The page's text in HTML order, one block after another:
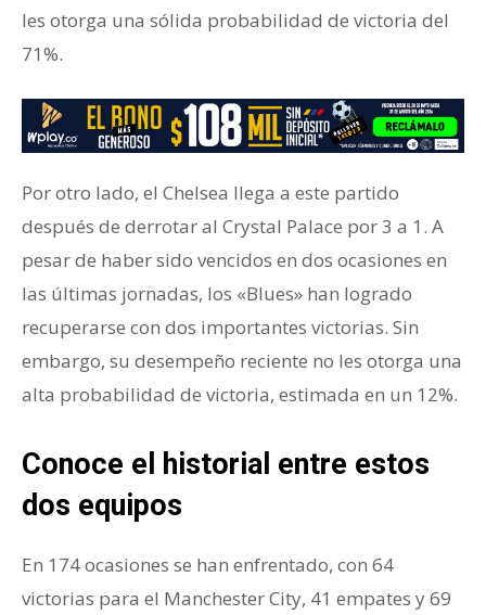
les otorga una sólida probabilidad de victoria del
71%.
Por otro lado, el Chelsea llega a este partido
después de derrotar al Crystal Palace por 3 a 1. A
pesar de haber sido vencidos en dos ocasiones en
las últimas jornadas, los «Blues» han logrado
recuperarse con dos importantes victorias. Sin
embargo, su desempeño reciente no les otorga una
alta probabilidad de victoria, estimada en un 12%.
Conoce el historial entre estos
dos equipos
En 174 ocasiones se han enfrentado, con 64
victorias para el Manchester City, 41 empates y 69